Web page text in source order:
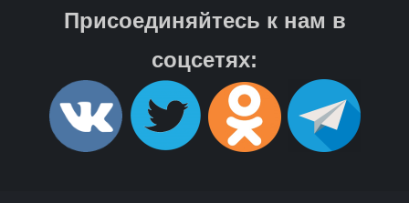
Присоединяйтесь к нам в
соцсетях: